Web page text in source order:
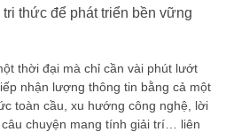
thức để phát triển bền vững
thời đại mà chỉ cần vài phút lướt
nhận lượng thông tin bằng cả một
toàn cầu, xu hướng công nghệ, lời
chuyện mang tính giải trí… liên